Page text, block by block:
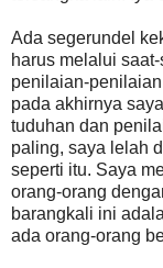
Ada segerundel
harus melalui
penilaian-
pada akhirnya
tuduhan dan
paling, saya lelah
seperti itu. Saya
orang-orang
barangkali ini
ada orang-orang